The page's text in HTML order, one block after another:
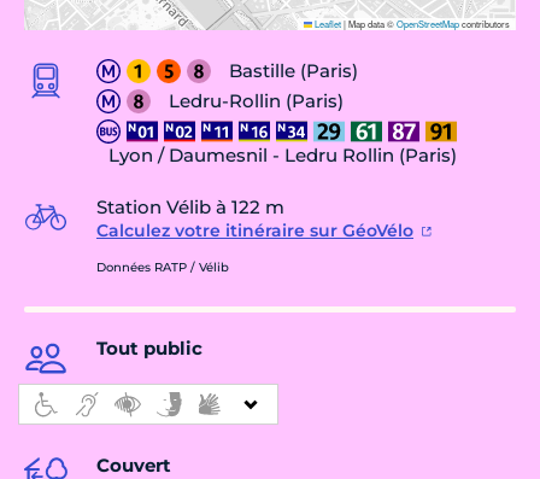
Leaflet|Map data ©OpenStreetMapcontributors
Bastille (Paris)
Ledru-Rollin (Paris)
Lyon / Daumesnil - Ledru Rollin (Paris)
Station Vélib à 122 m
Calculez votre itinéraire sur GéoVélo
Données RATP / Vélib
Tout public
Couvert